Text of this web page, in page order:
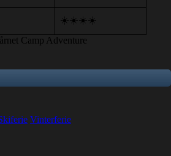
☀️☀️☀️☀️
Camp Adventure
Vinterferie